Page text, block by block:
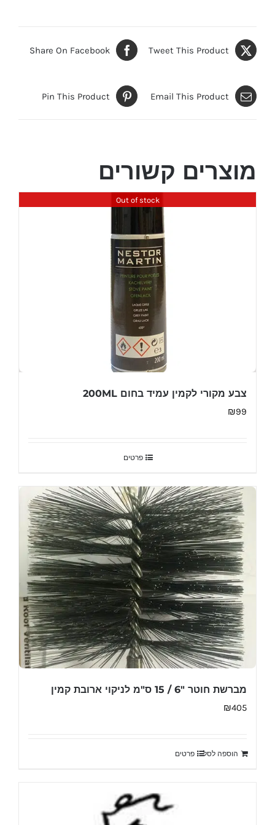
Share On Facebook Tweet This Product
Pin This Product Email This Product
מוצרים קשורים
Out of stock
צבע מקורי לקמין עמיד בחום 200ML
₪99
פרטים
מברשת חוטר "6 / 15 ס"מ לניקוי ארובת קמין
₪405
הוספה לסל פרטים